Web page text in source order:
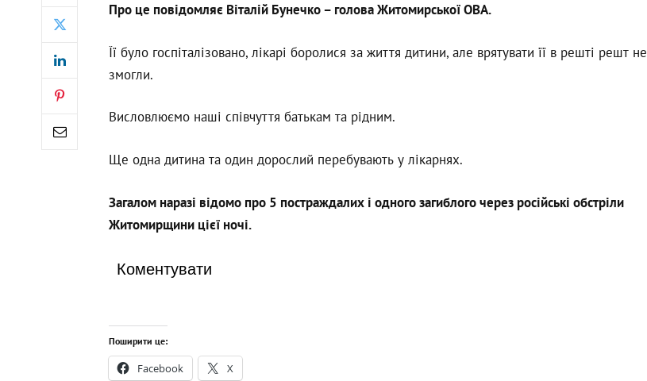
Про це повідомляє Віталій Бунечко – голова Житомирської ОВА.
Її було госпіталізовано, лікарі боролися за життя дитини, але врятувати її в решті решт не
змогли.
Висловлюємо наші співчуття батькам та рідним.
Ще одна дитина та один дорослий перебувають у лікарнях.
Загалом наразі відомо про 5 постраждалих і одного загиблого через російські обстріли
Житомирщини цієї ночі.
Коментувати
Поширити це:
Facebook X